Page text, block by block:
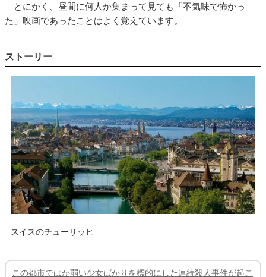
とにかく、昼間に何人か集まって見ても「不気味で怖かっ
た」映画であったことはよく覚えています。
ストーリー
スイスのチューリッヒ
この都市ではか弱い少女ばかりを標的にした連続殺人事件が起こ